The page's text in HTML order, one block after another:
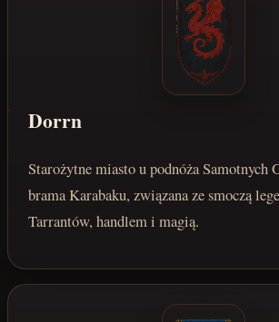
Dorrn
Starożytne miasto u podnóża Samotnych
brama Karabaku, związana ze smoczą
Tarrantów, handlem i magią.